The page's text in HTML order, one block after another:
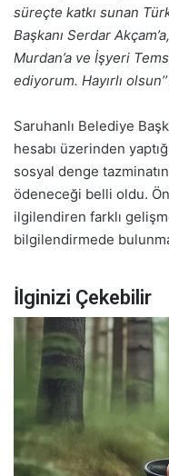
süreçte katkı sunan
Başkanı Serdar
Murdan’a ve İşyeri
ediyorum. Hayırlı olsun’’
Saruhanlı Belediye
hesabı üzerinden
sosyal denge
ödeneceği belli oldu.
ilgilendiren farklı
bilgilendirmede